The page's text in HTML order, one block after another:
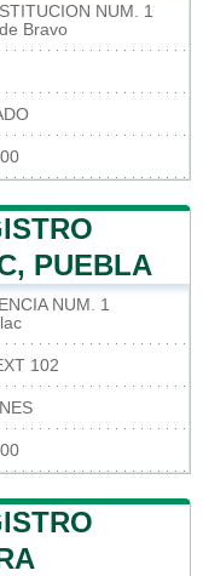
NUM. 1
Bravo
PUEBLA
NUM. 1
102